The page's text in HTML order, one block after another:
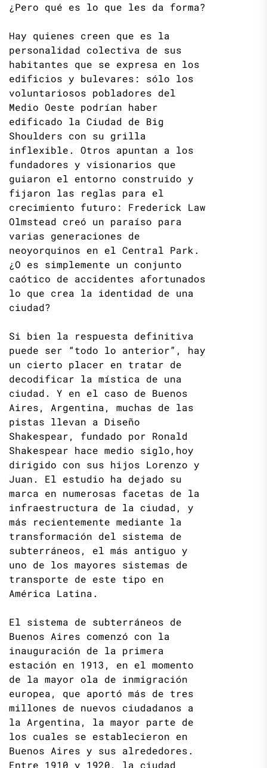
¿Pero qué es lo que les da forma?
Hay quienes creen que es la
personalidad colectiva de sus
habitantes que se expresa en los
edificios y bulevares: sólo los
voluntariosos pobladores del
Medio Oeste podrían haber
edificado la Ciudad de Big
Shoulders con su grilla
inflexible. Otros apuntan a los
fundadores y visionarios que
guiaron el entorno construido y
fijaron las reglas para el
crecimiento futuro: Frederick Law
Olmstead creó un paraíso para
varias generaciones de
neoyorquinos en el Central Park.
¿O es simplemente un conjunto
caótico de accidentes afortunados
lo que crea la identidad de una
ciudad?
Si bien la respuesta definitiva
puede ser “todo lo anterior”, hay
un cierto placer en tratar de
decodificar la mística de una
ciudad. Y en el caso de Buenos
Aires, Argentina, muchas de las
pistas llevan a Diseño
Shakespear, fundado por Ronald
Shakespear hace medio siglo,hoy
dirigido con sus hijos Lorenzo y
Juan. El estudio ha dejado su
marca en numerosas facetas de la
infraestructura de la ciudad, y
más recientemente mediante la
transformación del sistema de
subterráneos, el más antiguo y
uno de los mayores sistemas de
transporte de este tipo en
América Latina.
El sistema de subterráneos de
Buenos Aires comenzó con la
inauguración de la primera
estación en 1913, en el momento
de la mayor ola de inmigración
europea, que aportó más de tres
millones de nuevos ciudadanos a
la Argentina, la mayor parte de
los cuales se establecieron en
Buenos Aires y sus alrededores.
Entre 1910 y 1920, la ciudad